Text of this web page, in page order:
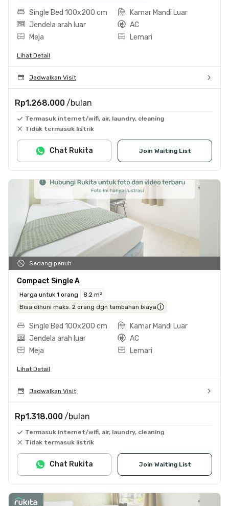
Single Bed 100x200 cm
Kamar Mandi Luar
Jendela arah luar
AC
Meja
Lemari
Lihat Detail
Jadwalkan Visit
Rp1.268.000 /bulan
Termasuk internet/wifi, air, laundry, cleaning
Tidak termasuk listrik
Join Waiting List
Chat Rukita
Sedang penuh
Compact Single A
Harga untuk 1 orang
8.2 m²
Bisa dihuni maks. 2 orang dgn tambahan biaya
Single Bed 100x200 cm
Kamar Mandi Luar
Jendela arah luar
AC
Meja
Lemari
Lihat Detail
Jadwalkan Visit
Rp1.318.000 /bulan
Termasuk internet/wifi, air, laundry, cleaning
Tidak termasuk listrik
Join Waiting List
Chat Rukita